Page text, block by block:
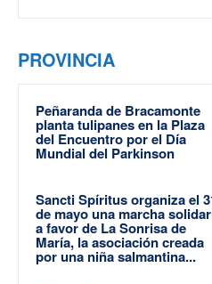
PROVINCIA
Peñaranda de Bracamonte
planta tulipanes en la Plaza
del Encuentro por el Día
Mundial del Parkinson
Sancti Spíritus organiza el
de mayo una marcha
a favor de La Sonrisa de
María, la asociación creada
por una niña salmantina...